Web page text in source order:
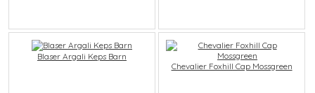
Blaser Argali Keps Barn
Chevalier Foxhill Cap Mossgreen